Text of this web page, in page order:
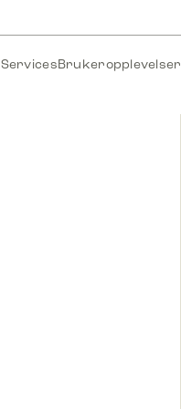
ServicesBrukeropplevelser